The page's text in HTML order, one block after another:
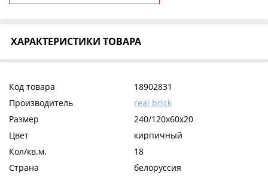
ХАРАКТЕРИСТИКИ ТОВАРА
Код товара
18902831
Производитель
real brick
Размер
240/120х60х20
Цвет
кирпичный
Кол/кв.м.
18
Страна
белоруссия